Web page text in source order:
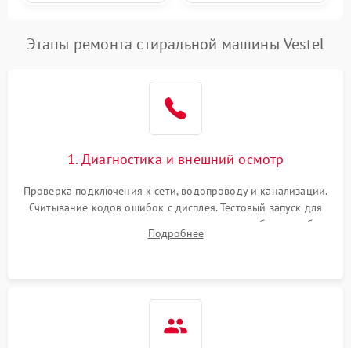
Этапы ремонта стиральной машины Vestel
1. Диагностика и внешний осмотр
Проверка подключения к сети, водопроводу и канализации.
Считывание кодов ошибок с дисплея. Тестовый запуск для
выявления посторонних шумов, протечек или сбоев в работе
электронного модуля управления.
Подробнее